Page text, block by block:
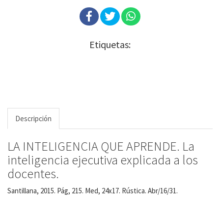
Etiquetas:
Descripción
LA INTELIGENCIA QUE APRENDE. La
inteligencia ejecutiva explicada a los
docentes.
Santillana, 2015. Pág, 215. Med, 24x17. Rústica. Abr/16/31.